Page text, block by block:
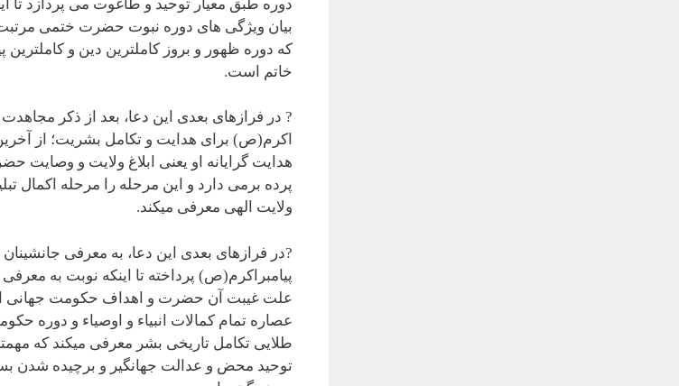
دوره طبق معیار توحید و طاغوت می پردازد تا
بیان ویژگی های دوره نبوت حضرت ختمی
که دوره ظهور و بروز کاملترین دین و کاملترین
خاتم است.
? در فرازهای بعدی این دعا، بعد از ذکر مجاهدت
اکرم(ص) برای هدایت و تکامل بشریت؛ از
هدایت گرایانه او یعنی ابلاغ ولایت و وصایت
پرده برمی دارد و این مرحله را مرحله اکمال
ولایت الهی معرفی میکند.
?در فرازهای بعدی این دعا، به معرفی جانشینان
پیامبراکرم(ص) پرداخته تا اینکه نوبت به
علت غیبت آن حضرت و اهداف حکومت جهانی
عصاره تمام کمالات انبیاء و اوصیاء و دوره
طلایی تکامل تاریخی بشر معرفی میکند که
توحید محض و عدالت جهانگیر و برچیده شدن